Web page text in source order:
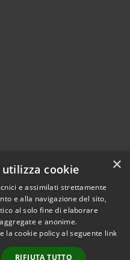
Copyright © 2026 • Comune di
Troina • Powered by
Municipium• Accesso
×
cookie
e assimilati strettamente
e alla navigazione del sito,
al solo fine di elaborare
e anonime.
la cookie policy al seguente link
RIFIUTA TUTTO